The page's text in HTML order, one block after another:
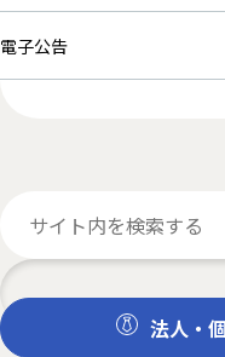
電子公告
法人・